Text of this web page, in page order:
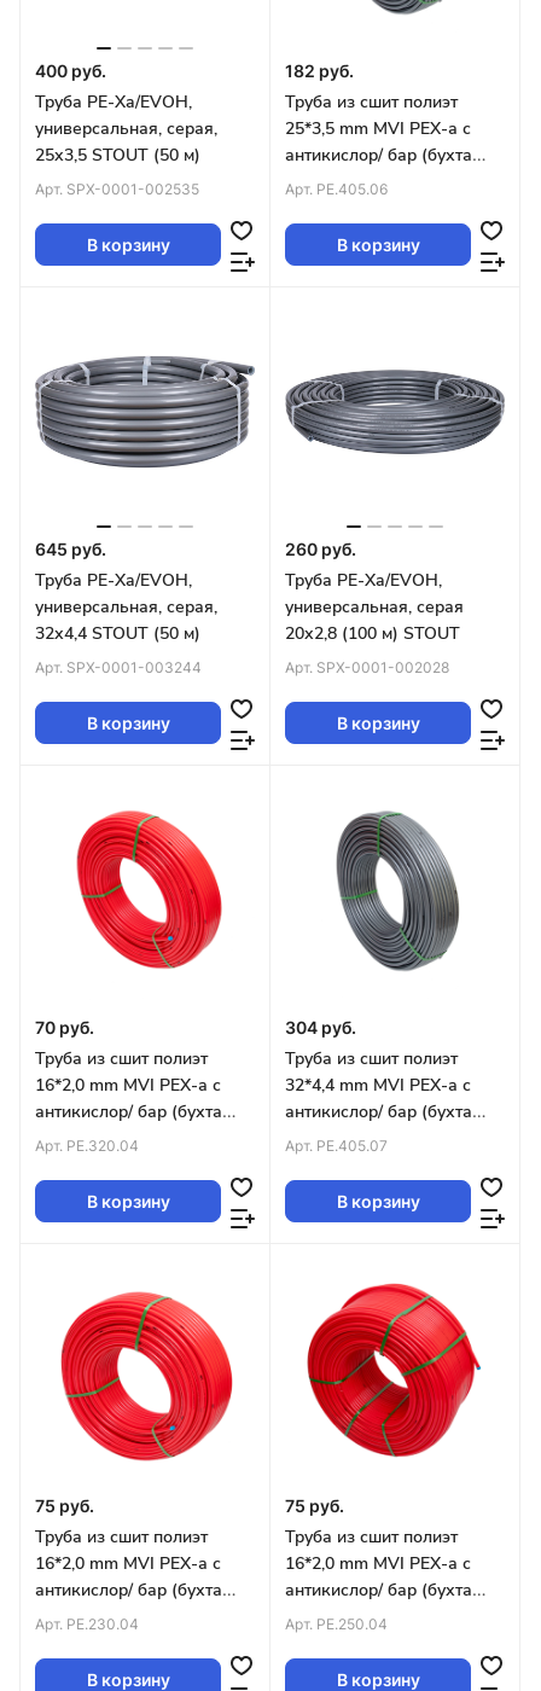
400 руб.
Труба PE-Xa/EVOH,
универсальная, серая,
25х3,5 STOUT (50 м)
Арт. SPX-0001-002535
В корзину
182 руб.
Труба из сшит полиэт
25*3,5 mm MVI PEX-а с
антикислор/ бар (бухта
50м) серая
Арт. PE.405.06
В корзину
645 руб.
Труба PE-Xa/EVOH,
универсальная, серая,
32х4,4 STOUT (50 м)
Арт. SPX-0001-003244
В корзину
260 руб.
Труба PE-Xa/EVOH,
универсальная, серая
20х2,8 (100 м) STOUT
Арт. SPX-0001-002028
В корзину
70 руб.
Труба из сшит полиэт
16*2,0 mm MVI PEX-а с
антикислор/ бар (бухта
200м) ИСПАНИЯ
Арт. PE.320.04
В корзину
304 руб.
Труба из сшит полиэт
32*4,4 mm MVI PEX-а с
антикислор/ бар (бухта
50м) серая
Арт. PE.405.07
В корзину
75 руб.
Труба из сшит полиэт
16*2,0 mm MVI PEX-а с
антикислор/ бар (бухта
300м) красная
Арт. PE.230.04
В корзину
75 руб.
Труба из сшит полиэт
16*2,0 mm MVI PEX-а с
антикислор/ бар (бухта
500м) красная
Арт. PE.250.04
В корзину